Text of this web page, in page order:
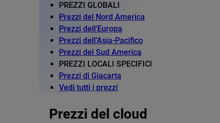
PREZZI GLOBALI
Prezzi del Nord America
Prezzi dell’Europa
Prezzi dell’Asia-Pacifico
Prezzi del Sud America
PREZZI LOCALI SPECIFICI
Prezzi di Giacarta
Vedi tutti i prezzi
Prezzi del cloud